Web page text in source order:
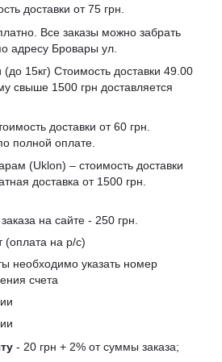
доставки от 75 грн.
Все заказы можно забрать
адресу Бровары ул.
(до 15кг) Стоимость доставки 49.00
свыше 1500 грн доставляется
доставки от 60 грн.
полной оплате.
(Uklon) – стоимость доставки
доставка от 1500 грн.
на сайте - 250 грн.
(оплата на р/с)
необходимо указать номер
счета
- 20 грн + 2% от суммы заказа;